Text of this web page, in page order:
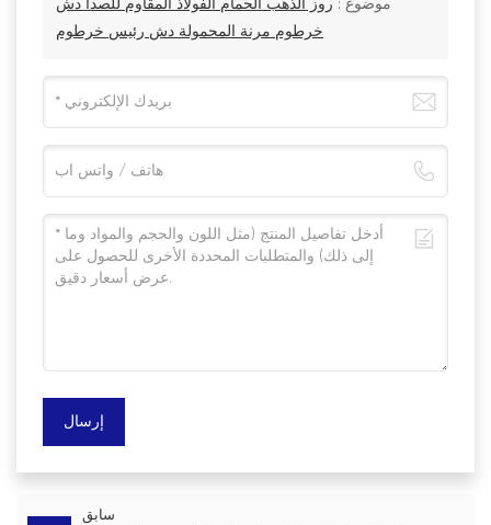
موضوع : روز الذهب الحمام الفولاذ المقاوم للصدأ دش
خرطوم مرنة المحمولة دش رئيس خرطوم
إرسال
سابق